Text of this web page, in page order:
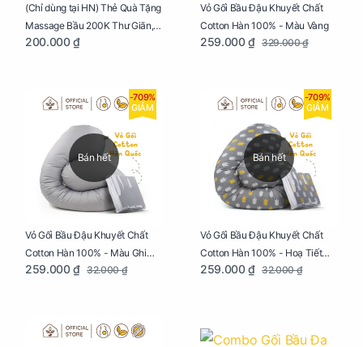
(Chỉ dùng tại HN) Thẻ Quà Tặng
Massage Bầu 200K Thư Giãn,
Tăng Tuần Hoàn Máu, Ngủ
200.000 ₫
Vỏ Gối Bầu Đậu Khuyết Chất
Cotton Hàn 100% - Màu Vàng
259.000 ₫ 329.000 ₫
Bán hết
-709%
GIẢM
Vỏ Gối Bầu Đậu Khuyết Chất
Cotton Hàn 100% - Màu Ghi
Xám
259.000 ₫ 32.000 ₫
Bán hết
-709%
GIẢM
Vỏ Gối Bầu Đậu Khuyết Chất
Cotton Hàn 100% - Hoạ Tiết
Xương Cá
259.000 ₫ 32.000 ₫